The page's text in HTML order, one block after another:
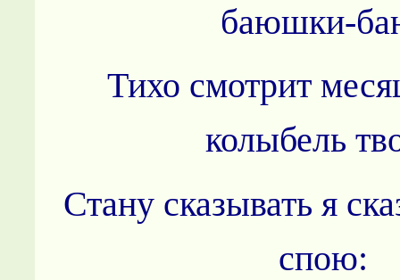
баюшки-
Тихо смотрит
колыбель
Стану сказывать я
спою: